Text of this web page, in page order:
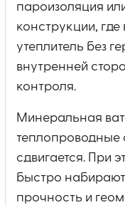
пароизоляция
конструкции,
утеплитель без
внутренней
контроля.
Минеральная
теплопроводные
сдвигается. При
быстро
прочность и